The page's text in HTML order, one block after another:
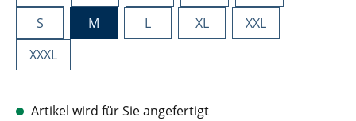
S
M L XL
XXL
XXXL
Artikel wird für Sie angefertigt